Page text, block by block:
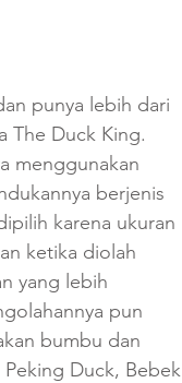
punya lebih dari
The Duck King.
menggunakan
berjenis
karena ukuran
ketika diolah
yang lebih
pun
bumbu dan
Duck, Bebek